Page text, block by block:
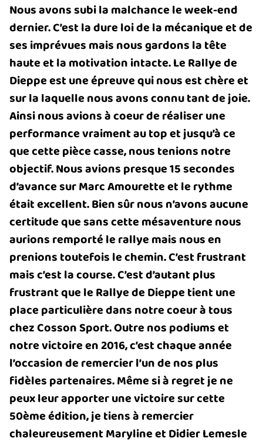
Nous avons subi la malchance le week-end
dernier. C’est la dure loi de la mécanique et de
ses imprévues mais nous gardons la tête
haute et la motivation intacte. Le Rallye de
Dieppe est une épreuve qui nous est chère et
sur la laquelle nous avons connu tant de joie.
Ainsi nous avions à coeur de réaliser une
performance vraiment au top et jusqu’à ce
que cette pièce casse, nous tenions notre
objectif. Nous avions presque 15 secondes
d’avance sur Marc Amourette et le rythme
était excellent. Bien sûr nous n’avons aucune
certitude que sans cette mésaventure nous
aurions remporté le rallye mais nous en
prenions toutefois le chemin. C’est frustrant
mais c’est la course. C’est d’autant plus
frustrant que le Rallye de Dieppe tient une
place particulière dans notre coeur à tous
chez Cosson Sport. Outre nos podiums et
notre victoire en 2016, c’est chaque année
l’occasion de remercier l’un de nos plus
fidèles partenaires. Même si à regret je ne
peux leur apporter une victoire sur cette
50ème édition, je tiens à remercier
chaleureusement Maryline et Didier Lemesle